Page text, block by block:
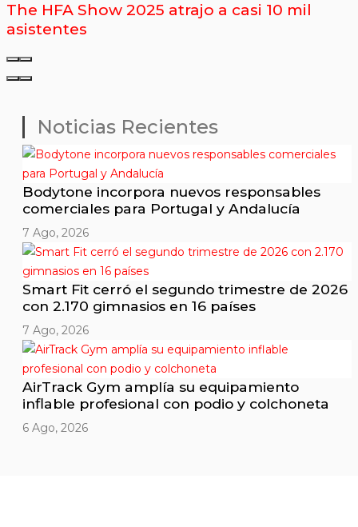
The HFA Show 2025 atrajo a casi 10 mil
asistentes
Noticias Recientes
Bodytone incorpora nuevos responsables
comerciales para Portugal y Andalucía
7 Ago, 2026
Smart Fit cerró el segundo trimestre de 2026
con 2.170 gimnasios en 16 países
7 Ago, 2026
AirTrack Gym amplía su equipamiento
inflable profesional con podio y colchoneta
6 Ago, 2026